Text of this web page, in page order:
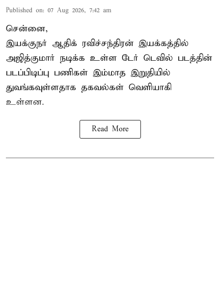
Published on: 07 Aug 2026, 7:42 am
சென்னை,
இயக்குநர் ஆதிக் ரவிச்சந்திரன் இயக்கத்தில்
அஜித்குமார் நடிக்க உள்ள டேர் டெவில் படத்தின்
படப்பிடிப்பு பணிகள் இம்மாத இறுதியில்
துவங்கவுள்ளதாக தகவல்கள் வெளியாகி
உள்ளன.
Read More